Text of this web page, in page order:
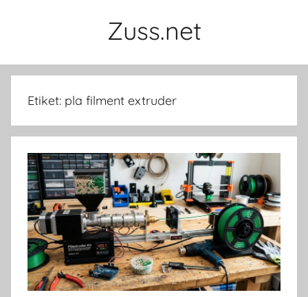
Zuss.net
Etiket: pla filment extruder